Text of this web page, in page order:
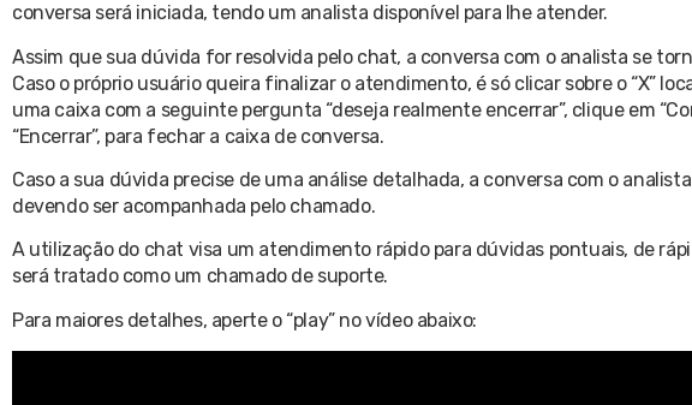
conversa será iniciada, tendo um analista disponível para lhe atender.
Assim que sua dúvida for resolvida pelo chat, a conversa com o analista se
Caso o próprio usuário queira finalizar o atendimento, é só clicar sobre o “X”
uma caixa com a seguinte pergunta “deseja realmente encerrar”, clique em
“Encerrar”, para fechar a caixa de conversa.
Caso a sua dúvida precise de uma análise detalhada, a conversa com o
devendo ser acompanhada pelo chamado.
A utilização do chat visa um atendimento rápido para dúvidas pontuais, de
será tratado como um chamado de suporte.
Para maiores detalhes, aperte o “play” no vídeo abaixo: